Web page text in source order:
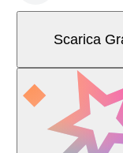
Scarica